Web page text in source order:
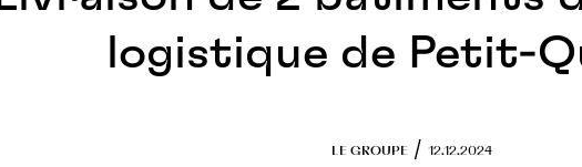
logistique de Petit-
LE GROUPE / 12.12.2024